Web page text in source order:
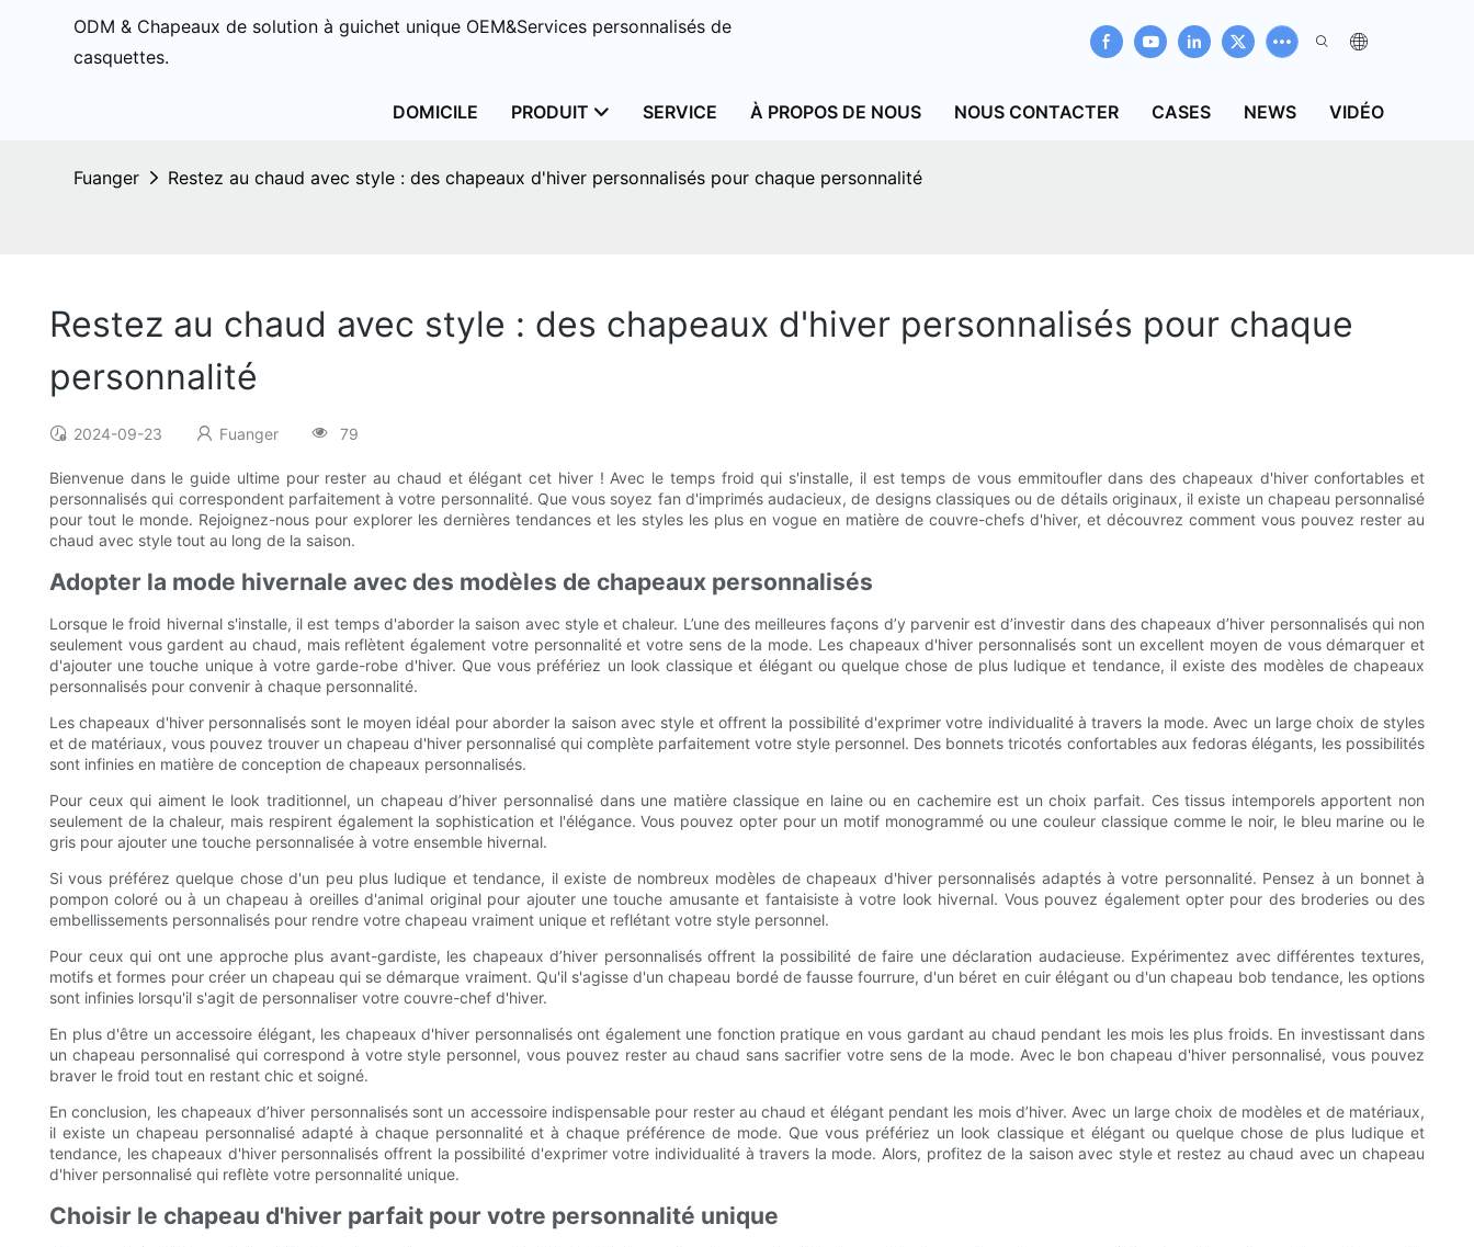
ODM & Chapeaux de solution à guichet unique OEM&Services personnalisés de
casquettes.
DOMICILE PRODUIT SERVICE À PROPOS DE NOUS NOUS CONTACTER CASES NEWS VIDÉO
Fuanger Restez au chaud avec style : des chapeaux d'hiver personnalisés pour chaque personnalité
Restez au chaud avec style : des chapeaux d'hiver personnalisés pour chaque
personnalité
2024-09-23 Fuanger 79
Bienvenue dans le guide ultime pour rester au chaud et élégant cet hiver ! Avec le temps froid qui s'installe, il est temps de vous emmitoufler dans des chapeaux d'hiver confortables et
personnalisés qui correspondent parfaitement à votre personnalité. Que vous soyez fan d'imprimés audacieux, de designs classiques ou de détails originaux, il existe un chapeau personnalisé
pour tout le monde. Rejoignez-nous pour explorer les dernières tendances et les styles les plus en vogue en matière de couvre-chefs d'hiver, et découvrez comment vous pouvez rester au
chaud avec style tout au long de la saison.
Adopter la mode hivernale avec des modèles de chapeaux personnalisés
Lorsque le froid hivernal s'installe, il est temps d'aborder la saison avec style et chaleur. L’une des meilleures façons d’y parvenir est d’investir dans des chapeaux d’hiver personnalisés qui non
seulement vous gardent au chaud, mais reflètent également votre personnalité et votre sens de la mode. Les chapeaux d'hiver personnalisés sont un excellent moyen de vous démarquer et
d'ajouter une touche unique à votre garde-robe d'hiver. Que vous préfériez un look classique et élégant ou quelque chose de plus ludique et tendance, il existe des modèles de chapeaux
personnalisés pour convenir à chaque personnalité.
Les chapeaux d'hiver personnalisés sont le moyen idéal pour aborder la saison avec style et offrent la possibilité d'exprimer votre individualité à travers la mode. Avec un large choix de styles
et de matériaux, vous pouvez trouver un chapeau d'hiver personnalisé qui complète parfaitement votre style personnel. Des bonnets tricotés confortables aux fedoras élégants, les possibilités
sont infinies en matière de conception de chapeaux personnalisés.
Pour ceux qui aiment le look traditionnel, un chapeau d’hiver personnalisé dans une matière classique en laine ou en cachemire est un choix parfait. Ces tissus intemporels apportent non
seulement de la chaleur, mais respirent également la sophistication et l'élégance. Vous pouvez opter pour un motif monogrammé ou une couleur classique comme le noir, le bleu marine ou le
gris pour ajouter une touche personnalisée à votre ensemble hivernal.
Si vous préférez quelque chose d'un peu plus ludique et tendance, il existe de nombreux modèles de chapeaux d'hiver personnalisés adaptés à votre personnalité. Pensez à un bonnet à
pompon coloré ou à un chapeau à oreilles d'animal original pour ajouter une touche amusante et fantaisiste à votre look hivernal. Vous pouvez également opter pour des broderies ou des
embellissements personnalisés pour rendre votre chapeau vraiment unique et reflétant votre style personnel.
Pour ceux qui ont une approche plus avant-gardiste, les chapeaux d’hiver personnalisés offrent la possibilité de faire une déclaration audacieuse. Expérimentez avec différentes textures,
motifs et formes pour créer un chapeau qui se démarque vraiment. Qu'il s'agisse d'un chapeau bordé de fausse fourrure, d'un béret en cuir élégant ou d'un chapeau bob tendance, les options
sont infinies lorsqu'il s'agit de personnaliser votre couvre-chef d'hiver.
En plus d'être un accessoire élégant, les chapeaux d'hiver personnalisés ont également une fonction pratique en vous gardant au chaud pendant les mois les plus froids. En investissant dans
un chapeau personnalisé qui correspond à votre style personnel, vous pouvez rester au chaud sans sacrifier votre sens de la mode. Avec le bon chapeau d'hiver personnalisé, vous pouvez
braver le froid tout en restant chic et soigné.
En conclusion, les chapeaux d’hiver personnalisés sont un accessoire indispensable pour rester au chaud et élégant pendant les mois d’hiver. Avec un large choix de modèles et de matériaux,
il existe un chapeau personnalisé adapté à chaque personnalité et à chaque préférence de mode. Que vous préfériez un look classique et élégant ou quelque chose de plus ludique et
tendance, les chapeaux d'hiver personnalisés offrent la possibilité d'exprimer votre individualité à travers la mode. Alors, profitez de la saison avec style et restez au chaud avec un chapeau
d'hiver personnalisé qui reflète votre personnalité unique.
Choisir le chapeau d'hiver parfait pour votre personnalité unique